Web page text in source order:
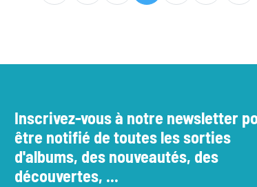
Inscrivez-vous à notre newsletter
être notifié de toutes les sorties
d'albums, des nouveautés, des
découvertes, ...